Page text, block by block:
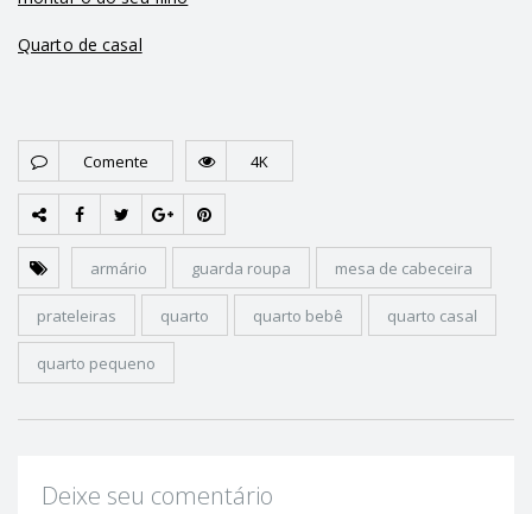
Quarto de casal
Comente 4K
armário guarda roupa mesa de cabeceira
prateleiras quarto quarto bebê quarto casal
quarto pequeno
Deixe seu comentário